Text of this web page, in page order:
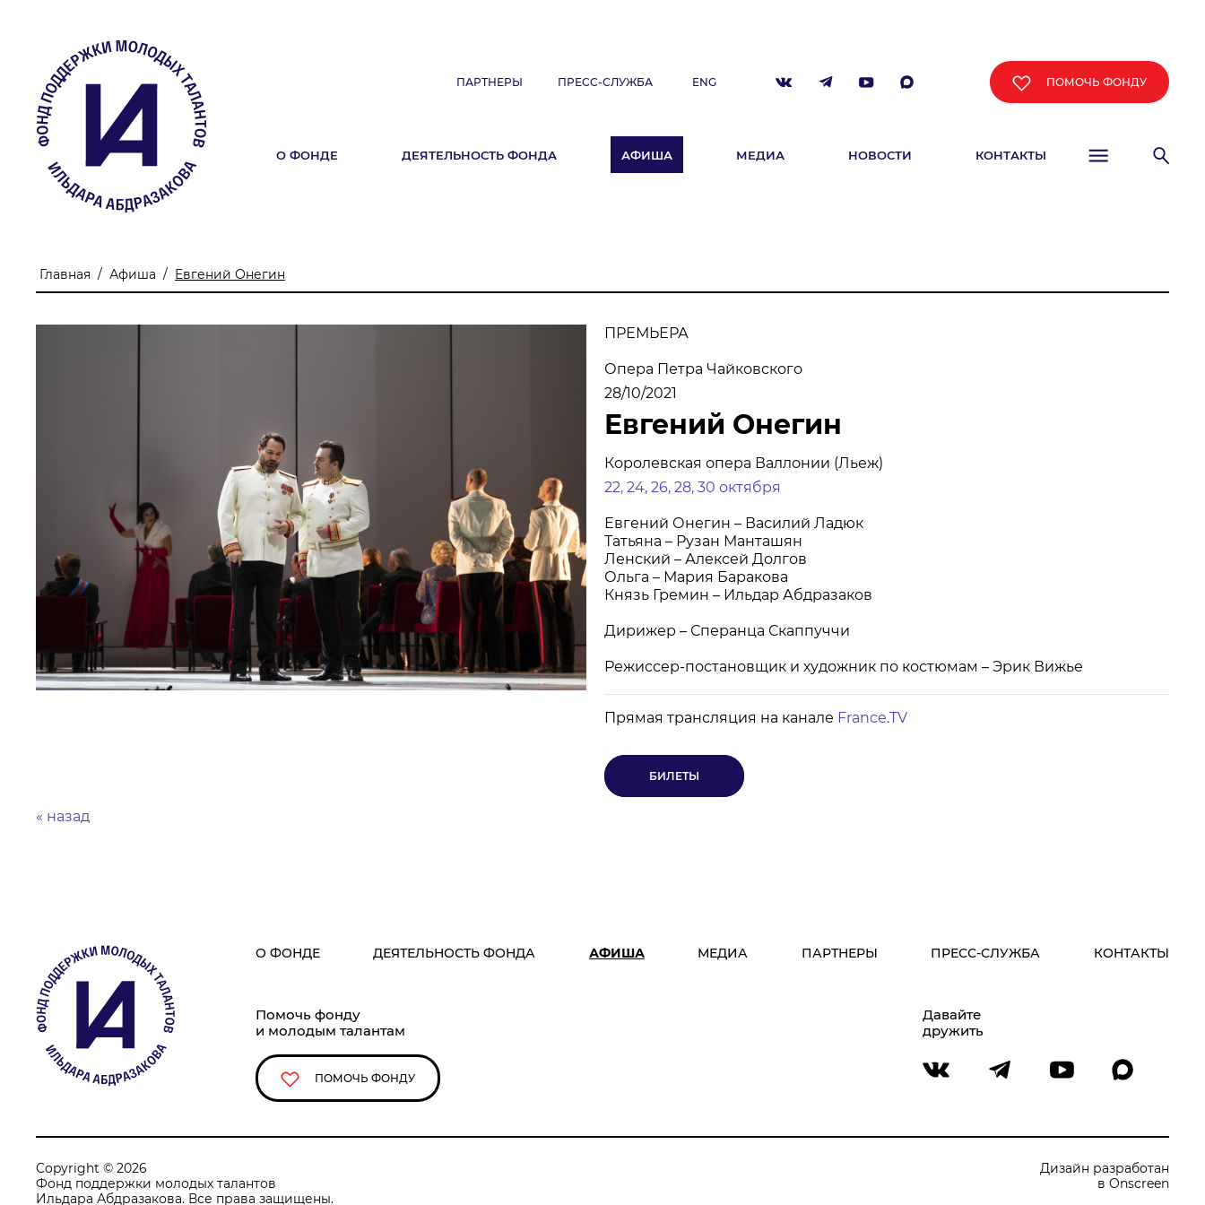
О ФОНДЕ
Учредители
Миссия
ДЕЯТЕЛЬНОСТЬ ФОНДА
ПАРТНЕРЫ
ПРЕСС-СЛУЖБА КОНТАКТЫ
+7 (915) 490-33-00
info@iafoundation.ru
109544, Россия, г. Москва, ул. Школьная, 27 стр. 1
ПАРТНЕРЫ ПРЕСС-СЛУЖБА ENG ПОМОЧЬ ФОНДУ
О ФОНДЕ ДЕЯТЕЛЬНОСТЬ ФОНДА АФИША МЕДИА НОВОСТИ КОНТАКТЫ
Главная / Афиша / Евгений Онегин
ПРЕМЬЕРА
Опера Петра Чайковского
28/10/2021
Евгений Онегин
Королевская опера Валлонии (Льеж)
22, 24, 26, 28, 30 октября
Евгений Онегин – Василий Ладюк
Татьяна – Рузан Манташян
Ленский – Алексей Долгов
Ольга – Мария Баракова
Князь Гремин – Ильдар Абдразаков
Дирижер – Сперанца Скаппуччи
Режиссер-постановщик и художник по костюмам – Эрик Вижье
Прямая трансляция на канале France.TV
БИЛЕТЫ
« назад
О ФОНДЕ ДЕЯТЕЛЬНОСТЬ ФОНДА АФИША МЕДИА ПАРТНЕРЫ ПРЕСС-СЛУЖБА КОНТАКТЫ
Помочь фонду
и молодым талантам
ПОМОЧЬ ФОНДУ
Давайте
дружить
Copyright © 2026
Фонд поддержки молодых талантов
Ильдара Абдразакова. Все права защищены.
Дизайн разработан
в Onscreen